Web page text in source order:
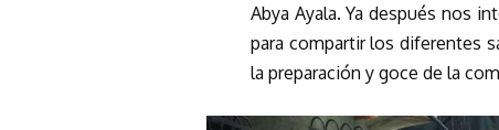
Abya Ayala. Ya después nos
para compartir los diferentes
la preparación y goce de la